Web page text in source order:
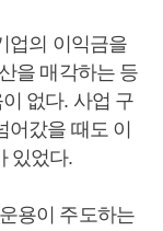
업의 이익금을
을 매각하는 등
없다. 사업 구
갔을 때도 이
있었다.
용이 주도하는